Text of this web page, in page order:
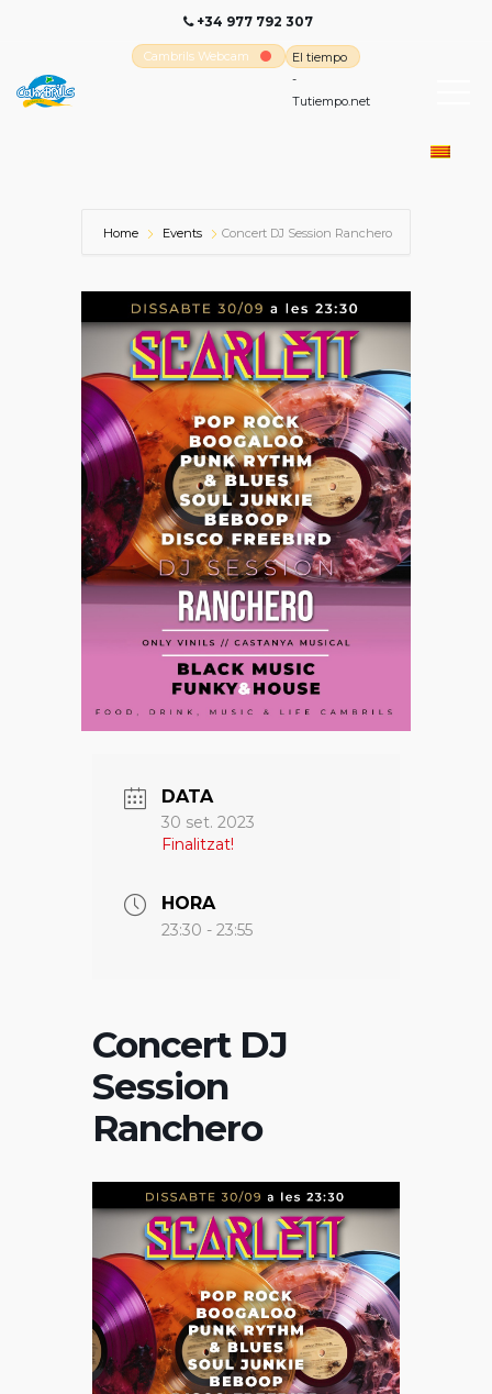
+34 977 792 307
Cambrils Webcam
El tiempo
-
Tutiempo.net
Home Events Concert DJ Session Ranchero
DATA
30 set. 2023
Finalitzat!
HORA
23:30 - 23:55
Concert DJ
Session
Ranchero